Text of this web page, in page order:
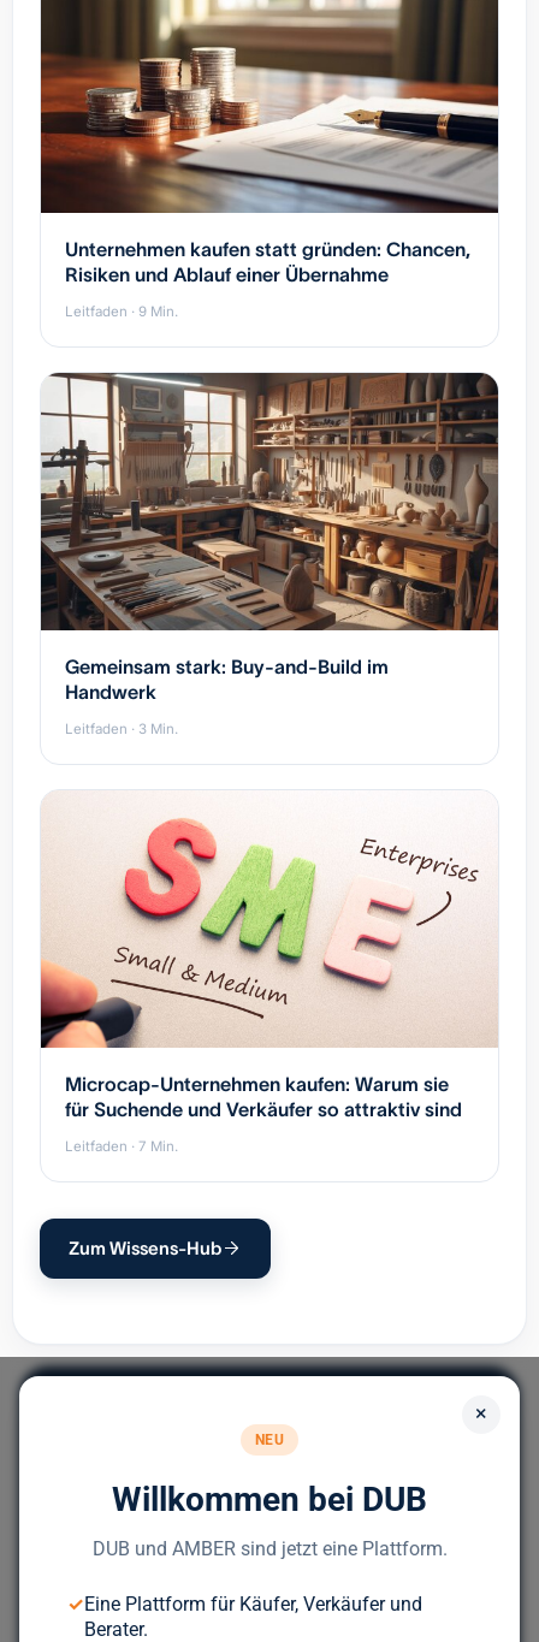
Unternehmen kaufen statt gründen: Chancen,
Risiken und Ablauf einer Übernahme
Leitfaden · 9 Min.
Gemeinsam stark: Buy-and-Build im
Handwerk
Leitfaden · 3 Min.
Microcap-Unternehmen kaufen: Warum sie
für Suchende und Verkäufer so attraktiv sind
Leitfaden · 7 Min.
Zum Wissens-Hub
×
NEU
Willkommen bei DUB
DUB und AMBER sind jetzt eine Plattform.
✓Eine Plattform für Käufer, Verkäufer und
Berater.
Unternehmensnachfolge.
Bereit für deinen nächsten Deal?